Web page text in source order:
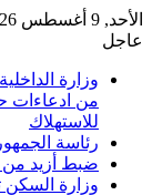
الأحد, 9 أغسطس 2026
عاجل
وزارة
من ادعاءات
للاستهلاك
رئاسة
ضبط أزيد من
وزارة السكن